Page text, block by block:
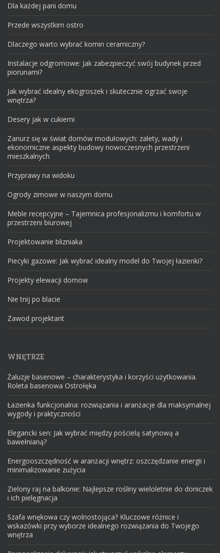
Dla każdej pani domu
Przede wszystkim ostro
Dlaczego warto wybrać komin ceramiczny?
Instalacje odgromowe: Jak zabezpieczyć swój budynek przed
piorunami?
Jak wybrać idealny ekogroszek i skutecznie ogrzać swoje
wnętrza?
Desery jak w cukierni
Zanurz się w świat domów modułowych: zalety, wady i
ekonomiczne aspekty budowy nowoczesnych przestrzeni
mieszkalnych
Przyprawy na widoku
Ogrody zimowe w naszym domu
Meble recepcyjne – Tajemnica profesjonalizmu i komfortu w
przestrzeni biurowej
Projektowanie blizniaka
Piecyki gazowe: Jak wybrać idealny model do Twojej łazienki?
Projekty elewacji domow
Nie tnij po blacie
Zawod projektant
WNĘTRZE
Żaluzje basenowe – charakterystyka i korzyści użytkowania.
Roleta basenowa Ostrołęka
Łazienka funkcjonalna: rozwiązania i aranżacje dla maksymalnej
wygody i praktyczności
Elegancki sen: Jak wybrać między pościelą satynową a
bawełnianą?
Energooszczędność w aranżacji wnętrz: oszczędzanie energii i
minimalizowanie zużycia
Zielony raj na balkonie: Najlepsze rośliny wieloletnie do doniczek
i ich pielęgnacja
Szafa wnękowa czy wolnostojąca? Kluczowe różnice i
wskazówki przy wyborze idealnego rozwiązania do Twojego
wnętrza